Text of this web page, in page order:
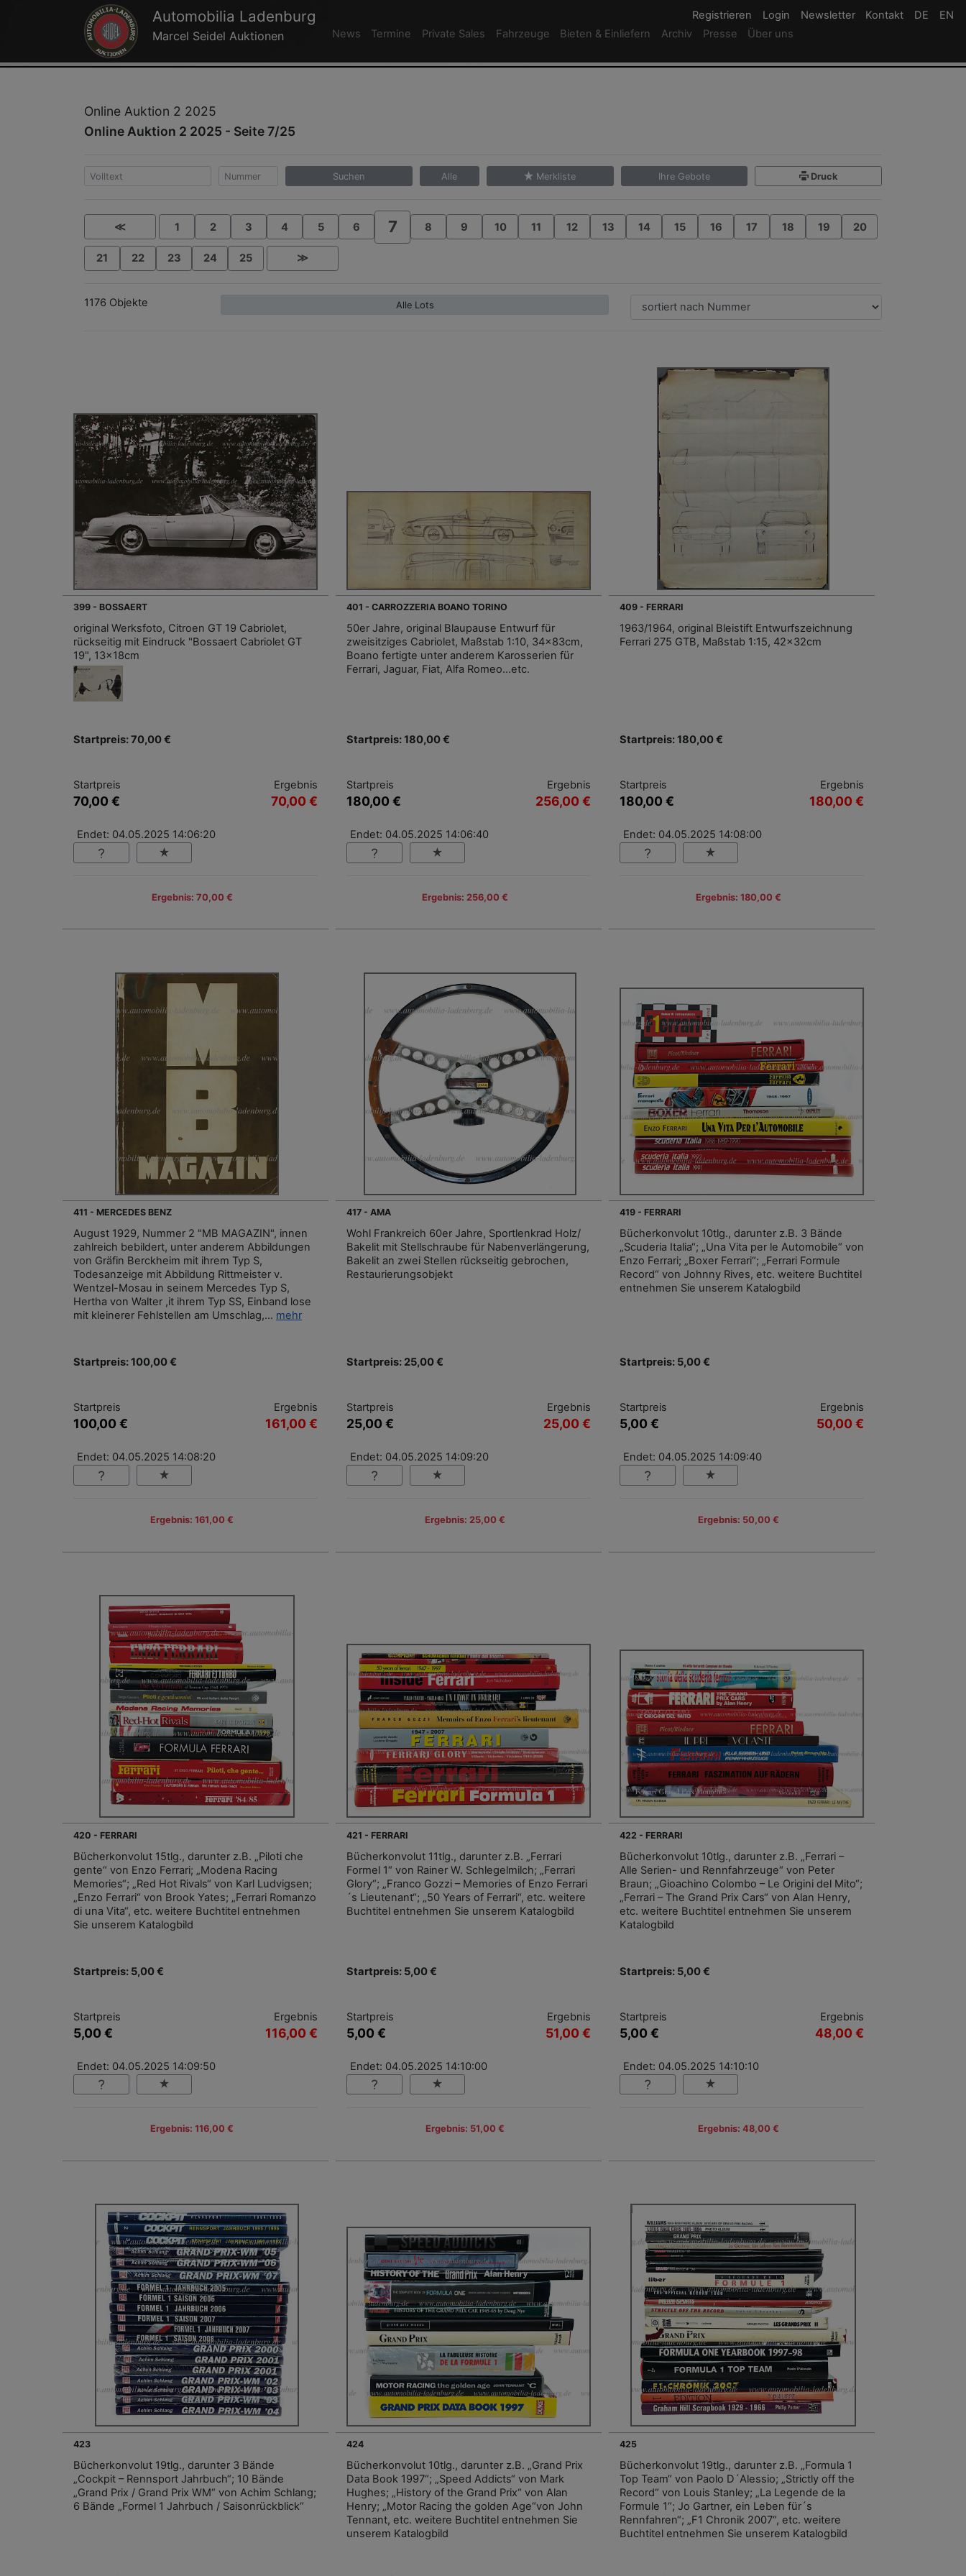
Automobilia Ladenburg
Marcel Seidel Auktionen News Termine Private Sales Fahrzeuge Bieten & Einliefern Archiv Presse Über uns
Registrieren Registrieren
Login Login
NewsletterNewsletter
Kontakt Newsletter
DE EN
Online Auktion 2 2025
Online Auktion 2 2025 - Seite 7/25
Suchen Alle Merkliste Ihre Gebote Druck
≪ 1 2 3 4 5 6 7 8 9 10 11 12 13 14 15 16 17 18 19 20
21 22 23 24 25 ≫
1176 Objekte Alle Lots
399 - BOSSAERT
original Werksfoto, Citroen GT 19 Cabriolet,
rückseitig mit Eindruck "Bossaert Cabriolet GT
19", 13x18cm
Startpreis: 70,00 €
Startpreis
70,00 €
Ergebnis
70,00 €
Endet: 04.05.2025 14:06:20
Ergebnis: 70,00 €
401 - CARROZZERIA BOANO TORINO
50er Jahre, original Blaupause Entwurf für
zweisitziges Cabriolet, Maßstab 1:10, 34x83cm,
Boano fertigte unter anderem Karosserien für
Ferrari, Jaguar, Fiat, Alfa Romeo...etc.
Startpreis: 180,00 €
Startpreis
180,00 €
Ergebnis
256,00 €
Endet: 04.05.2025 14:06:40
Ergebnis: 256,00 €
409 - FERRARI
1963/1964, original Bleistift Entwurfszeichnung
Ferrari 275 GTB, Maßstab 1:15, 42x32cm
Startpreis: 180,00 €
Startpreis
180,00 €
Ergebnis
180,00 €
Endet: 04.05.2025 14:08:00
Ergebnis: 180,00 €
411 - MERCEDES BENZ
August 1929, Nummer 2 "MB MAGAZIN", innen
zahlreich bebildert, unter anderem Abbildungen
von Gräfin Berckheim mit ihrem Typ S,
Todesanzeige mit Abbildung Rittmeister v.
Wentzel-Mosau in seinem Mercedes Typ S,
Hertha von Walter ,it ihrem Typ SS, Einband lose
mit kleinerer Fehlstellen am Umschlag,... mehr
Startpreis: 100,00 €
Startpreis
100,00 €
Ergebnis
161,00 €
Endet: 04.05.2025 14:08:20
Ergebnis: 161,00 €
417 - AMA
Wohl Frankreich 60er Jahre, Sportlenkrad Holz/
Bakelit mit Stellschraube für Nabenverlängerung,
Bakelit an zwei Stellen rückseitig gebrochen,
Restaurierungsobjekt
Startpreis: 25,00 €
Startpreis
25,00 €
Ergebnis
25,00 €
Endet: 04.05.2025 14:09:20
Ergebnis: 25,00 €
419 - FERRARI
Bücherkonvolut 10tlg., darunter z.B. 3 Bände
„Scuderia Italia“; „Una Vita per le Automobile“ von
Enzo Ferrari; „Boxer Ferrari“; „Ferrari Formule
Record“ von Johnny Rives, etc. weitere Buchtitel
entnehmen Sie unserem Katalogbild
Startpreis: 5,00 €
Startpreis
5,00 €
Ergebnis
50,00 €
Endet: 04.05.2025 14:09:40
Ergebnis: 50,00 €
420 - FERRARI
Bücherkonvolut 15tlg., darunter z.B. „Piloti che
gente“ von Enzo Ferrari; „Modena Racing
Memories“; „Red Hot Rivals“ von Karl Ludvigsen;
„Enzo Ferrari“ von Brook Yates; „Ferrari Romanzo
di una Vita“, etc. weitere Buchtitel entnehmen
Sie unserem Katalogbild
Startpreis: 5,00 €
Startpreis
5,00 €
Ergebnis
116,00 €
Endet: 04.05.2025 14:09:50
Ergebnis: 116,00 €
421 - FERRARI
Bücherkonvolut 11tlg., darunter z.B. „Ferrari
Formel 1“ von Rainer W. Schlegelmilch; „Ferrari
Glory“; „Franco Gozzi – Memories of Enzo Ferrari
´s Lieutenant“; „50 Years of Ferrari“, etc. weitere
Buchtitel entnehmen Sie unserem Katalogbild
Startpreis: 5,00 €
Startpreis
5,00 €
Ergebnis
51,00 €
Endet: 04.05.2025 14:10:00
Ergebnis: 51,00 €
422 - FERRARI
Bücherkonvolut 10tlg., darunter z.B. „Ferrari –
Alle Serien- und Rennfahrzeuge“ von Peter
Braun; „Gioachino Colombo – Le Origini del Mito“;
„Ferrari – The Grand Prix Cars“ von Alan Henry,
etc. weitere Buchtitel entnehmen Sie unserem
Katalogbild
Startpreis: 5,00 €
Startpreis
5,00 €
Ergebnis
48,00 €
Endet: 04.05.2025 14:10:10
Ergebnis: 48,00 €
423
Bücherkonvolut 19tlg., darunter 3 Bände
„Cockpit – Rennsport Jahrbuch“; 10 Bände
„Grand Prix / Grand Prix WM“ von Achim Schlang;
6 Bände „Formel 1 Jahrbuch / Saisonrückblick“
424
Bücherkonvolut 10tlg., darunter z.B. „Grand Prix
Data Book 1997“; „Speed Addicts“ von Mark
Hughes; „History of the Grand Prix“ von Alan
Henry; „Motor Racing the golden Age“von John
Tennant, etc. weitere Buchtitel entnehmen Sie
unserem Katalogbild
425
Bücherkonvolut 19tlg., darunter z.B. „Formula 1
Top Team“ von Paolo D´Alessio; „Strictly off the
Record“ von Louis Stanley; „La Legende de la
Formule 1“; Jo Gartner, ein Leben für´s
Rennfahren“; „F1 Chronik 2007“, etc. weitere
Buchtitel entnehmen Sie unserem Katalogbild